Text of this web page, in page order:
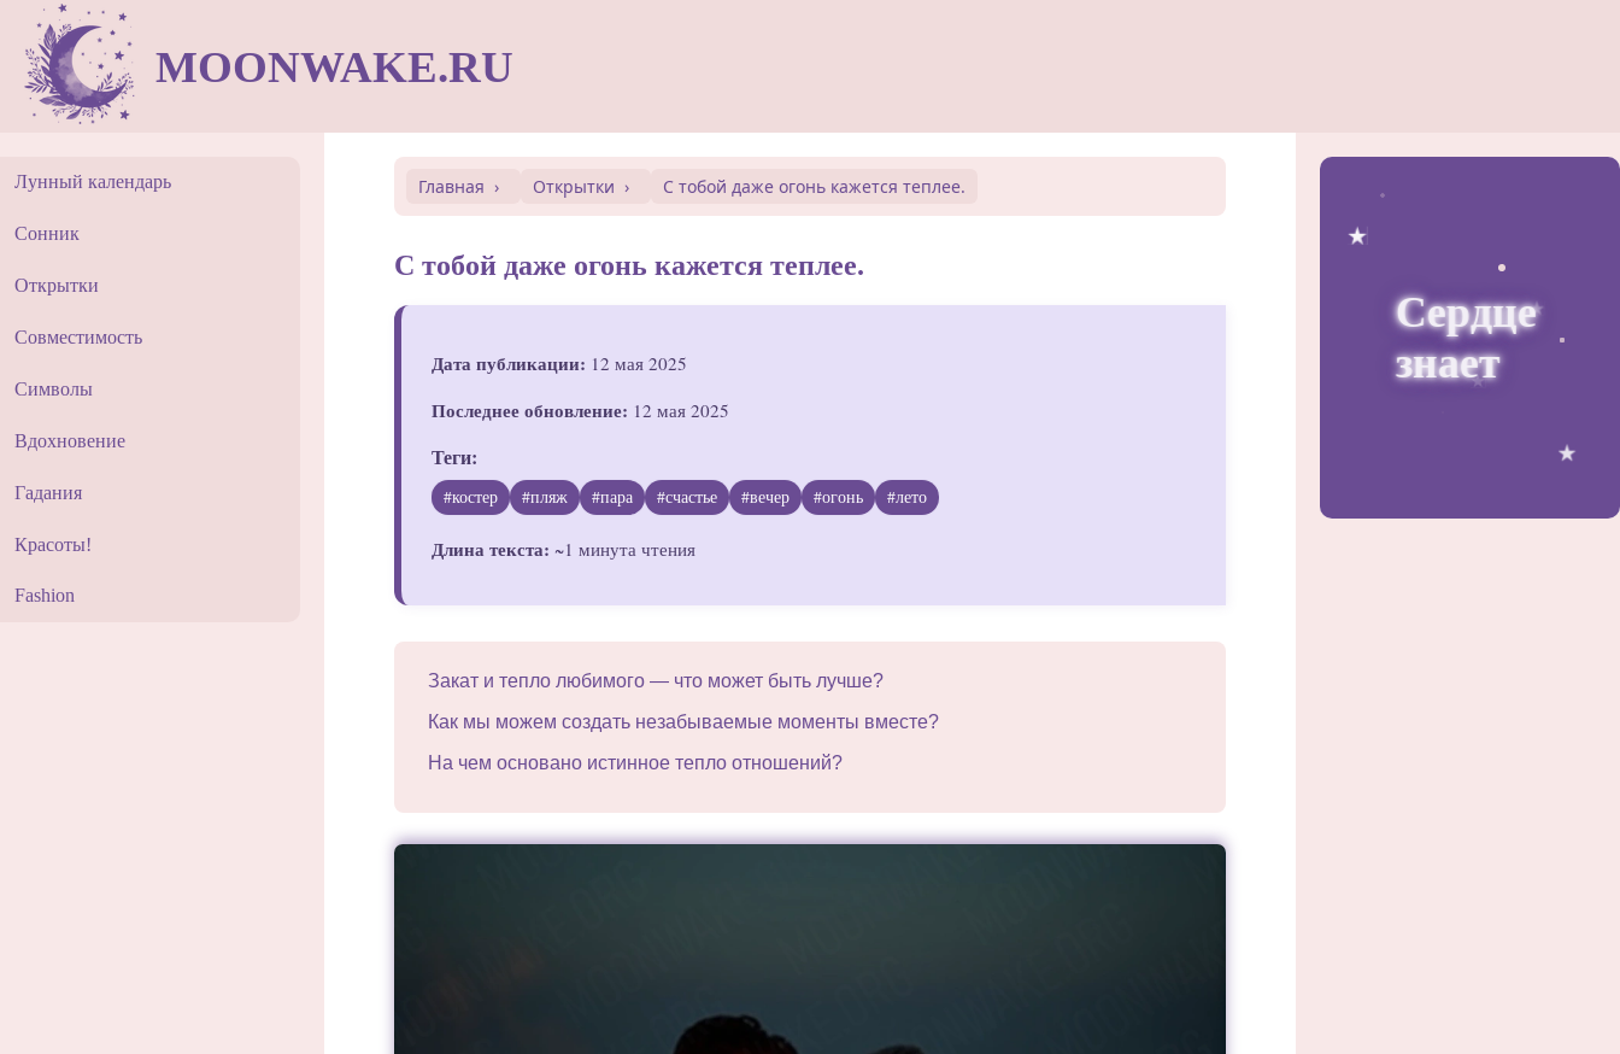
MOONWAKE.RU
Сердце
знает
Лунный календарь
Сонник
Открытки
Совместимость
Символы
Вдохновение
Гадания
Красоты!
Fashion
Главная Открытки С тобой даже огонь кажется теплее.
С тобой даже огонь кажется теплее.
Дата публикации: 12 мая 2025
Последнее обновление: 12 мая 2025
Теги:
#костер #пляж #пара #счастье #вечер #огонь #лето
Длина текста: ~1 минута чтения
Закат и тепло любимого — что может быть лучше?
Как мы можем создать незабываемые моменты вместе?
На чем основано истинное тепло отношений?